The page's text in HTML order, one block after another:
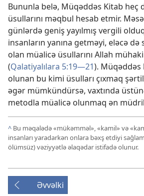
Bununla belə, Müqəddəs Kitab heç
üsullarını məqbul hesab etmir.
günlərdə geniş yayılmış vergili
insanların yanına getməyi, eləcə də
olan müalicə üsullarını Allah
(Qalatiyalılara 5:19—21).
olunan bu kimi üsulları çıxmaq
əgər mümkündürsə, vaxtında
metodla müalicə olunmaq ən
^ Bu məqalədə «mükəmməl», «kamil» və
insanları yaradarkən onlara bəxş etdiyi
ölümsüz) vəziyyətlə əlaqədar istifadə olunur.
Əvvəlki